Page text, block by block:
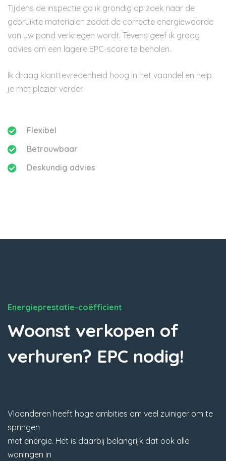
Tijdens de inspectie ga ik grondig op zoek naar de
gebruikte materialen zodat de correcte energiewaarde
van uw pand verkregen wordt. Tevens geef ik graag
advies om een lagere EPC-score te behalen.
Ik draag klanttevredenheid hoog in het vaandel en help
je met plezier verder.
Flexibel
Betrouwbaar
Deskundig advies
Energieprestatie-coëfficient
Woonst verkopen of
verhuren? EPC nodig!
Vlaanderen heeft hoge ambities om veel zuiniger om te
springen
met energie. Het is daarbij belangrijk dat ook alle
woningen in